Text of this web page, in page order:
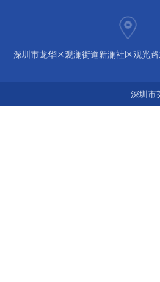
深圳市龙华区观澜街道新澜社区观光
深圳市